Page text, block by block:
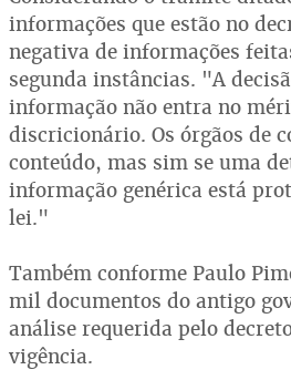
informações que estão no
negativa de informações
segunda instâncias. "A
informação não entra no
discricionário. Os órgãos de
conteúdo, mas sim se uma
informação genérica está
lei."
Também conforme Paulo
mil documentos do antigo
análise requerida pelo
vigência.